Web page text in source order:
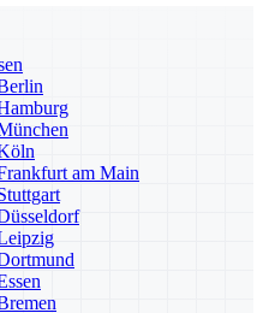
am Main